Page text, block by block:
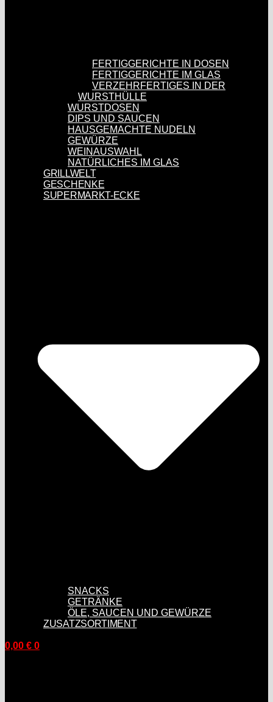
FERTIGGERICHTE IN DOSEN
FERTIGGERICHTE IM GLAS
VERZEHRFERTIGES IN DER
WURSTHÜLLE
WURSTDOSEN
DIPS UND SAUCEN
HAUSGEMACHTE NUDELN
GEWÜRZE
WEINAUSWAHL
NATÜRLICHES IM GLAS
GRILLWELT
GESCHENKE
SUPERMARKT-ECKE
SNACKS
GETRÄNKE
ÖLE, SAUCEN UND GEWÜRZE
ZUSATZSORTIMENT
0,00 € 0